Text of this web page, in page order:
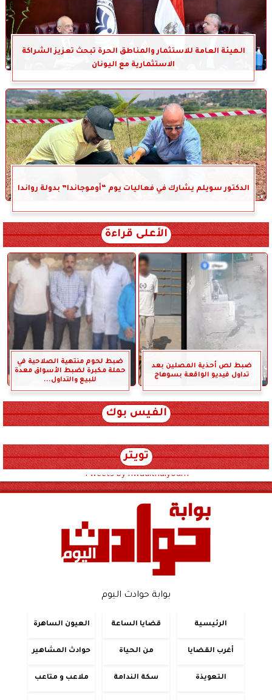
الهيئة العامة للاستثمار والمناطق الحرة تبحث تعزيز الشراكة
الاستثمارية مع اليونان
الدكتور سويلم يشارك في فعاليات يوم “أوموجاندا” بدولة رواندا
الأعلى قراءة
ضبط لص أحذية المصلين بعد
تداول فيديو الواقعة بسوهاج
ضبط لحوم منتهية الصلاحية في
حملة مكبرة لضبط الأسواق معدة
للبيع والتداول...
الفيس بوك
تويتر
Tweets by hwadithalyoum
بوابة حوادث اليوم
الرئيسية قضايا الساعة العيون الساهرة
أغرب القضايا من الحياة حوادث المشاهير
التعويذة سكة الندامة ملاعب و متاعب